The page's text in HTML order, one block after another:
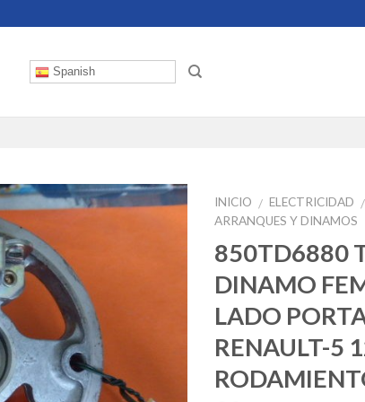
Spanish
INICIO / ELECTRICIDAD /
ARRANQUES Y DINAMOS
850TD6880
DINAMO
LADO
RENAULT-5